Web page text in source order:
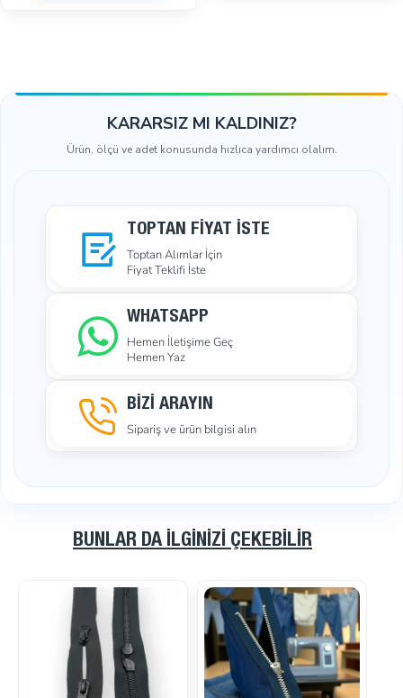
KARARSIZ MI KALDINIZ?
Ürün, ölçü ve adet konusunda hızlıca yardımcı olalım.
TOPTAN FIYAT İSTE
Toptan Alımlar İçin
Fiyat Teklifi İste
WHATSAPP
Hemen İletişime Geç
Hemen Yaz
BİZİ ARAYIN
Sipariş ve ürün bilgisi alın
BUNLAR DA İLGINIZI ÇEKEBILIR